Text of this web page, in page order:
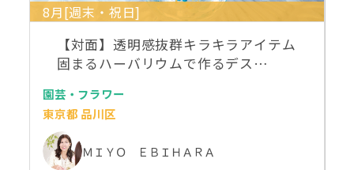
8月[週末・祝日]
【対面】透明感抜群キラキラアイテム
固まるハーバリウムで作るデス…
園芸・フラワー
東京都 品川区
ＭＩＹＯ ＥＢＩＨＡＲＡ